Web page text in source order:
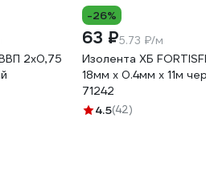
2x0,75
-26%
63 ₽5.73 ₽/м
Изолента ХБ
18мм х 0.4мм х 11м
71242
4.5(42)